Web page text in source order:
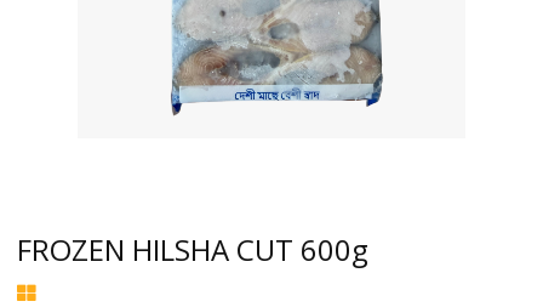
FROZEN HILSHA CUT 600g